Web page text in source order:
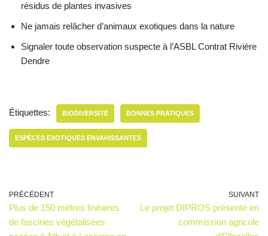
résidus de plantes invasives
Ne jamais relâcher d’animaux exotiques dans la nature
Signaler toute observation suspecte à l’ASBL Contrat Rivière
Dendre
Étiquettes: BIODIVERSITÉ BONNES PRATIQUES
ESPÈCES EXOTIQUES ENVAHISSANTES
PRÉCÉDENT
Plus de 150 mètres linéaires
de fascines végétalisées
SUIVANT
Le projet DIPROS présenté en
commission agricole